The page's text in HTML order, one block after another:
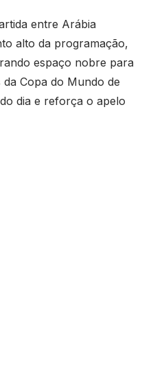
entre Arábia
alto da programação,
espaço nobre para
Copa do Mundo de
dia e reforça o apelo